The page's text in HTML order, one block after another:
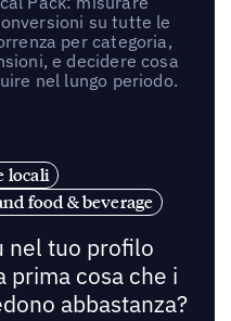
su tutte le
per categoria,
e decidere cosa
nel lungo periodo.
locali
food & beverage
nel tuo profilo
prima cosa che i
abbastanza?